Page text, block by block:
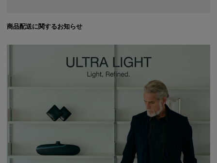
商品配送に関するお知らせ